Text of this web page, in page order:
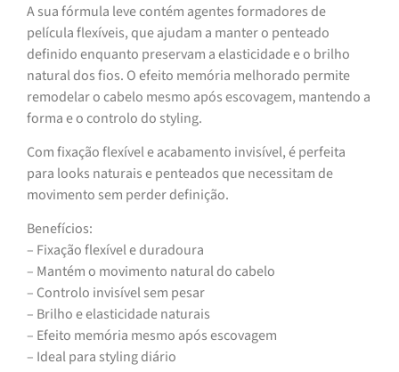
A sua fórmula leve contém agentes formadores de
película flexíveis, que ajudam a manter o penteado
definido enquanto preservam a elasticidade e o brilho
natural dos fios. O efeito memória melhorado permite
remodelar o cabelo mesmo após escovagem, mantendo a
forma e o controlo do styling.
Com fixação flexível e acabamento invisível, é perfeita
para looks naturais e penteados que necessitam de
movimento sem perder definição.
Benefícios:
– Fixação flexível e duradoura
– Mantém o movimento natural do cabelo
– Controlo invisível sem pesar
– Brilho e elasticidade naturais
– Efeito memória mesmo após escovagem
– Ideal para styling diário